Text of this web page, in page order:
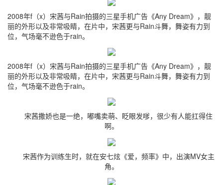
2008年f（x）宋茜与Rain拍摄的三星手机广告《Any Dream》，靓
丽的外形以及非常吸睛，在片中，宋茜更与Rain斗舞，舞姿有力到
位，气场毫不逊色于rain。
2008年f（x）宋茜与Rain拍摄的三星手机广告《Any Dream》，靓
丽的外形以及非常吸睛，在片中，宋茜更与Rain斗舞，舞姿有力到
位，气场毫不逊色于rain。
宋茜撒娇也是一绝，嘟嘴卖萌、眨眼发嗲，很少有人能扛得住
啊。
宋茜作为训练生时，就在安七炫《爱，频率》中，出演MV女主
角。